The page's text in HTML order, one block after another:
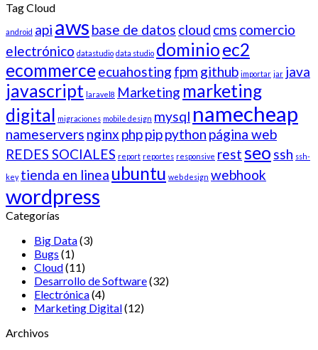
Tag Cloud
android api aws base de datos cloud cms comercio
electrónico datastudio data studio dominioec2
ecommerceecuahosting fpm github importar jar java
javascript laravel8 Marketing marketing
digital migraciones mobile design mysql namecheap
nameservers nginx phppippython página web
REDES SOCIALES report reportes responsive restseo ssh ssh-
key tienda en linea ubuntu web design webhook
wordpress
Categorías
Big Data(3)
Bugs (1)
Cloud(11)
Desarrollo de Software(32)
Electrónica(4)
Marketing Digital(12)
Archivos